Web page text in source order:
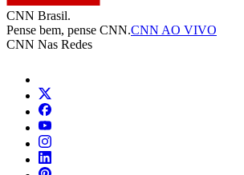
CNN Brasil.
Pense bem, pense CNN.CNN AO VIVO
CNN Nas Redes